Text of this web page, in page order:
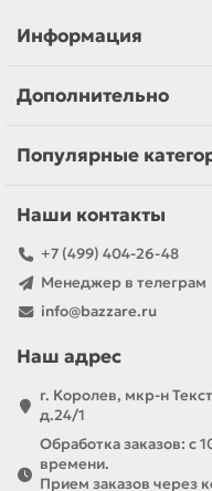
Информация
Дополнительно
Популярные
Наши контакты
+7 (499) 404-26-48
Менеджер в телеграм
info@bazzare.ru
Наш адрес
г. Королев, мкр-н
д.24/1
Обработка заказов: с
времени.
Прием заказов через